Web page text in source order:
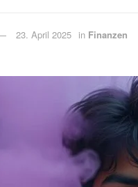
23. April 2025 in Finanzen